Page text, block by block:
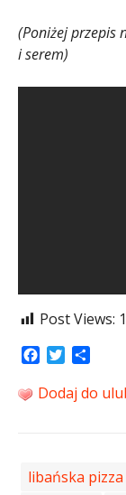
(Poniżej przepis
i serem)
Post Views:
Facebook
Twitter
Dodaj do
libańska pizza